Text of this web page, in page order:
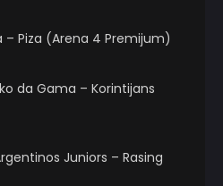
– Piza (Arena 4 Premijum)
da Gama – Korintijans
Juniors – Rasing